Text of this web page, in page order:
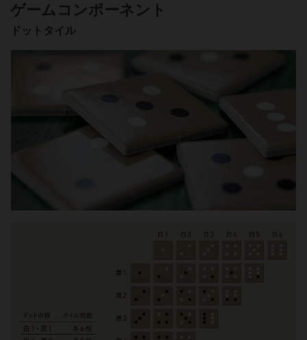
ゲームコンポーネント
ドットタイル